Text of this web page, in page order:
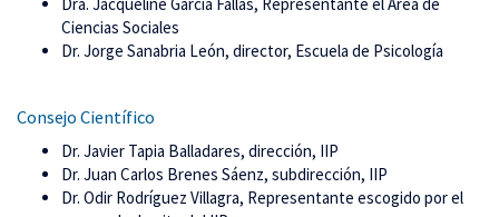
Ciencias Sociales
Dr. Jorge Sanabria León, director, Escuela de Psicología
Consejo Científico
Dr. Javier Tapia Balladares, dirección, IIP
Dr. Juan Carlos Brenes Sáenz, subdirección, IIP
Dr. Odir Rodríguez Villagra, Representante escogido por el